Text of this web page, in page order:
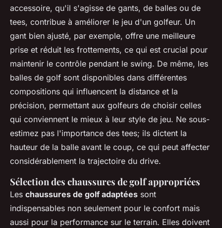
accessoire, qu'il s'agisse de gants, de balles ou de
tees, contribue à améliorer le jeu d'un golfeur. Un
gant bien ajusté, par exemple, offre une meilleure
prise et réduit les frottements, ce qui est crucial pour
maintenir le contrôle pendant le swing. De même, les
balles de golf sont disponibles dans différentes
compositions qui influencent la distance et la
précision, permettant aux golfeurs de choisir celles
qui conviennent le mieux à leur style de jeu. Ne sous-
estimez pas l'importance des tees; ils dictent la
hauteur de la balle avant le coup, ce qui peut affecter
considérablement la trajectoire du drive.
Sélection des chaussures de golf appropriées
Les chaussures de golf adaptées sont
indispensables non seulement pour le confort mais
aussi pour la performance sur le terrain. Elles doivent